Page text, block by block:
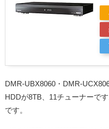
DMR-UBX8060・DMR-
HDDが8TB、11チューナーで
です。